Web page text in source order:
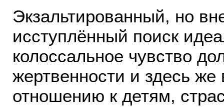
Экзальтированный, но
исступлённый поиск
колоссальное чувство
жертвенности и здесь
отношению к детям,